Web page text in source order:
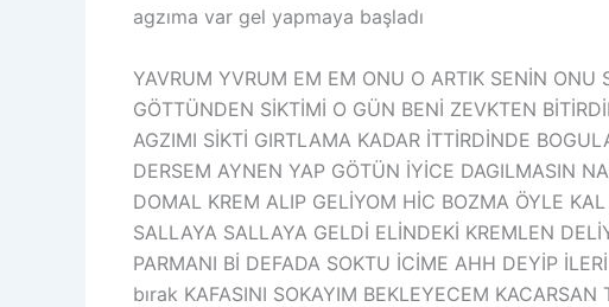
agzıma var gel yapmaya başladı
YAVRUM YVRUM EM EM ONU O ARTIK SENİN ONU
GÖTTÜNDEN SİKTİMİ O GÜN BENİ ZEVKTEN
AGZIMI SİKTİ GIRTLAMA KADAR İTTİRDİNDE
DERSEM AYNEN YAP GÖTÜN İYİCE DAGILMASIN
DOMAL KREM ALIP GELİYOM HİC BOZMA ÖYLE
SALLAYA SALLAYA GELDİ ELİNDEKİ KREMLEN
PARMANI Bİ DEFADA SOKTU İCİME AHH DEYİP
bırak KAFASINI SOKAYIM BEKLEYECEM